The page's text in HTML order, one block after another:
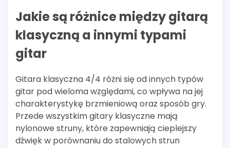
Jakie są różnice między gitarą
klasyczną a innymi typami
gitar
Gitara klasyczna 4/4 różni się od innych typów
gitar pod wieloma względami, co wpływa na jej
charakterystykę brzmieniową oraz sposób gry.
Przede wszystkim gitary klasyczne mają
nylonowe struny, które zapewniają cieplejszy
dźwięk w porównaniu do stalowych strun